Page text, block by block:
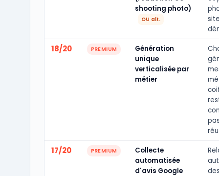
shooting photo)
OU alt.
18/20 PREMIUM
Génération
unique
verticalisée par
métier
17/20 PREMIUM
Collecte
automatisée
d'avis Google